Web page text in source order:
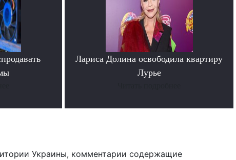
Лариса Долина освободила квартиру
Лурье
Украины, комментарии содержащие